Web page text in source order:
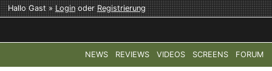
Hallo Gast »LoginoderRegistrierung
NEWS REVIEWS VIDEOS SCREENS FORUM
COD: MODERN WARFARE 4 HALO: